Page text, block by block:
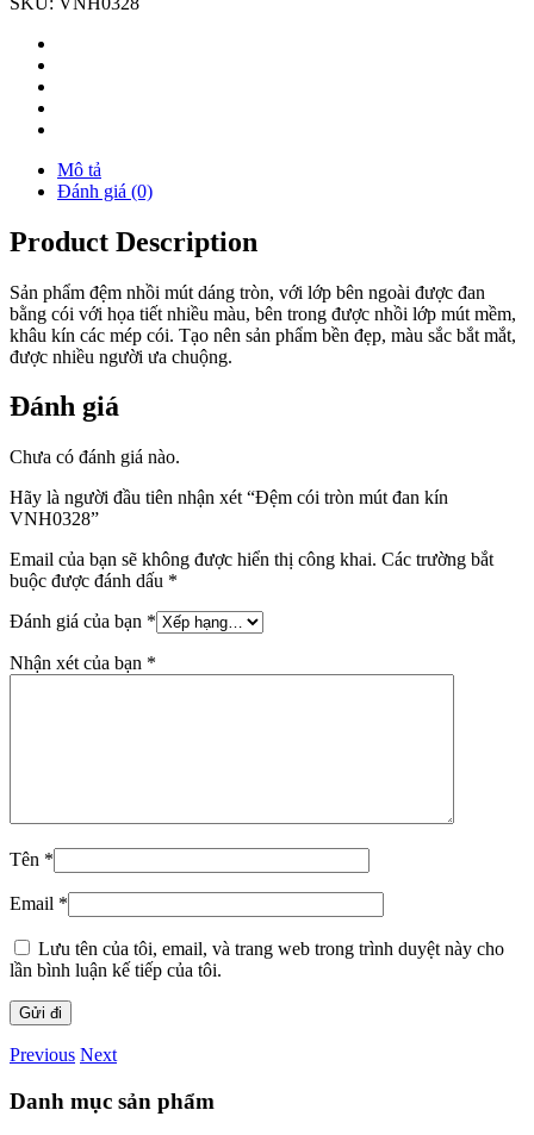
Mô tả
Đánh giá (0)
Product Description
Sản phẩm đệm nhồi mút dáng tròn, với lớp bên ngoài được đan
bằng cói với họa tiết nhiều màu, bên trong được nhồi lớp mút mềm,
khâu kín các mép cói. Tạo nên sản phẩm bền đẹp, màu sắc bắt mắt,
được nhiều người ưa chuộng.
Đánh giá
Chưa có đánh giá nào.
Hãy là người đầu tiên nhận xét “Đệm cói tròn mút đan kín
VNH0328”
Email của bạn sẽ không được hiển thị công khai. Các trường bắt
buộc được đánh dấu *
Đánh giá của bạn *
Nhận xét của bạn *
Tên *
Email *
Lưu tên của tôi, email, và trang web trong trình duyệt này cho
lần bình luận kế tiếp của tôi.
Previous Next
Danh mục sản phẩm